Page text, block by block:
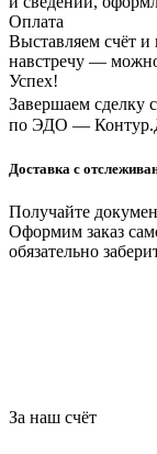
Оплата
Выставляем счёт
навстречу —
Успех!
Завершаем сделку
по ЭДО —
Доставка с
Получайте
Оформим заказ
обязательно
За наш счёт